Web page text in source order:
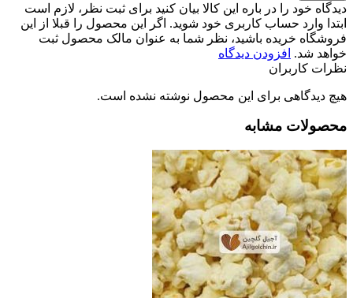
دیدگاه خود را در باره این کالا بیان کنید برای ثبت نظر، لازم است
ابتدا وارد حساب کاربری خود شوید. اگر این محصول را قبلا از این
فروشگاه خریده باشید، نظر شما به عنوان مالک محصول ثبت
خواهد شد. افزودن دیدگاه
نظرات کاربران
هیچ دیدگاهی برای این محصول نوشته نشده است.
محصولات مشابه